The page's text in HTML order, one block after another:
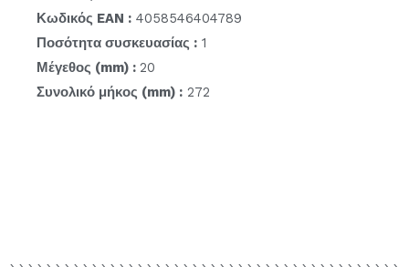
Κωδικός EAN : 4058546404789
Ποσότητα συσκευασίας : 1
Μέγεθος (mm) : 20
Συνολικό μήκος (mm) : 272